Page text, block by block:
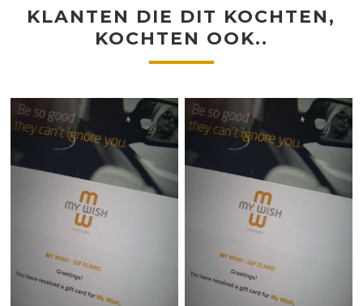
KLANTEN DIE DIT KOCHTEN,
KOCHTEN OOK..